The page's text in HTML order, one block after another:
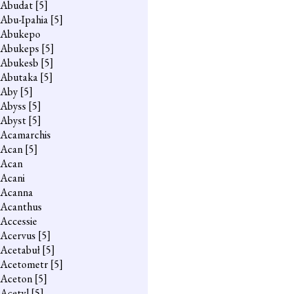
Abudat[5]
Abu-Ipahia[5]
Abukepo
Abukeps [5]
Abukesb [5]
Abutaka[5]
Aby[5]
Abyss [5]
Abyst[5]
Acamarchis
Acan[5]
Acan
Acani
Acanna
Acanthus
Accessie
Acervus [5]
Acetabuł[5]
Acetometr[5]
Aceton[5]